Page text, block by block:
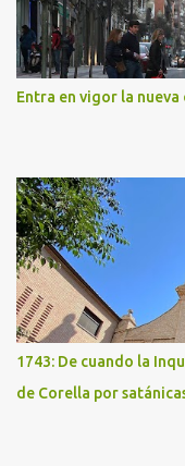
Entra en vigor la
1743: De cuando la
de Corella por